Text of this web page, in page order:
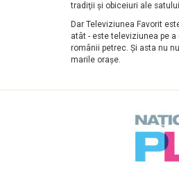
tradiţii şi obiceiuri ale
Dar Televiziunea Favorit
atât - este televiziunea pe
românii petrec. Şi asta nu
marile oraşe.